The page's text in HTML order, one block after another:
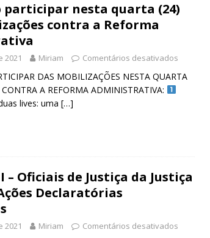
participar nesta quarta (24)
contra a Reforma
2021 Miriam Comentários desativados
DAS MOBILIZAÇÕES NESTA QUARTA
A REFORMA ADMINISTRATIVA:
lives: uma […]
– Oficiais de Justiça da Justiça
Declaratórias
2021 Miriam Comentários desativados